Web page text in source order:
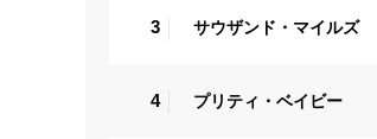
3 サウザンド・マイルズ
4 プリティ・ベイビー